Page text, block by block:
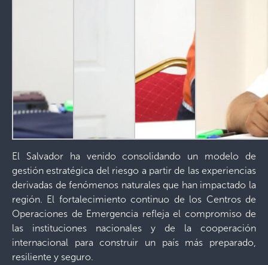
El Salvador ha venido consolidando un modelo de
gestión estratégica del riesgo a partir de las experiencias
derivadas de fenómenos naturales que han impactado la
región. El fortalecimiento continuo de los Centros de
Operaciones de Emergencia refleja el compromiso de
las instituciones nacionales y de la cooperación
internacional para construir un país más preparado,
resiliente y seguro.